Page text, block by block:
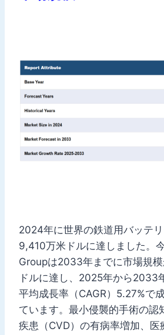
2024年に世界の鉄道用バッテ
9,410万米ドルに達しました。
Groupは2033年までに市場規
ドルに達し、2025年から2033
平均成長率（CAGR）5.27%で
ています。最小侵襲的手術の認
疾患（CVD）の有病率増加、医